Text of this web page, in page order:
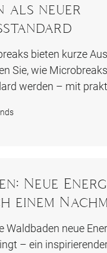
als neuer
bieten kurze
Sie, wie
werden – mit
Neue
einem
Waldbaden neue
– ein